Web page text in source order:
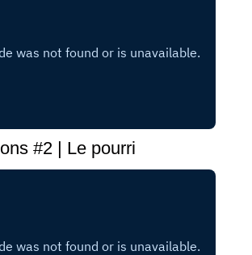
#2 | Le pourri